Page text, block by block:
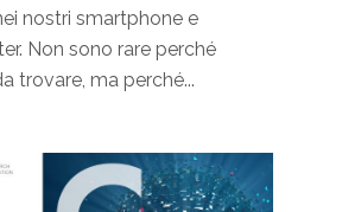
nostri smartphone e
Non sono rare perché
trovare, ma perché...